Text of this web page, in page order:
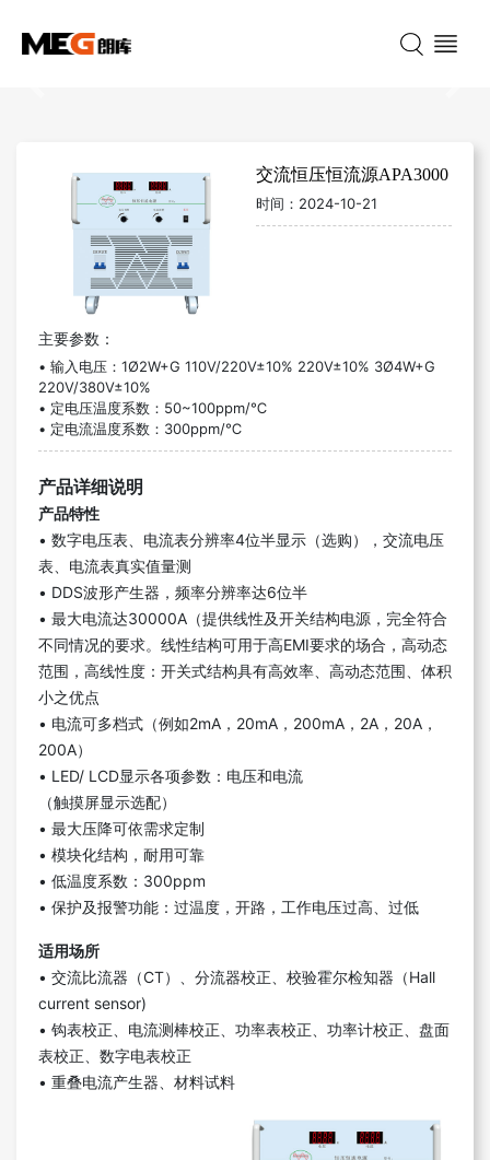
交流恒压恒流源APA3000
时间： 2024-10-21
主要参数：
• 输入电压：1Ø2W+G 110V/220V±10% 220V±10% 3Ø4W+G
220V/380V±10%
• 定电压温度系数：50~100ppm/℃
• 定电流温度系数：300ppm/℃
产品详细说明
产品特性
• 数字电压表、电流表分辨率4位半显示（选购），交流电压
表、电流表真实值量测
• DDS波形产生器，频率分辨率达6位半
• 最大电流达30000A（提供线性及开关结构电源，完全符合
不同情况的要求。线性结构可用于高EMI要求的场合，高动态
范围，高线性度：开关式结构具有高效率、高动态范围、体积
小之优点
• 电流可多档式（例如2mA，20mA，200mA，2A，20A，
200A）
• LED/ LCD显示各项参数：电压和电流
（触摸屏显示选配）
• 最大压降可依需求定制
• 模块化结构，耐用可靠
• 低温度系数：300ppm
• 保护及报警功能：过温度，开路，工作电压过高、过低
适用场所
• 交流比流器（CT）、分流器校正、校验霍尔检知器（Hall
current sensor)
• 钩表校正、电流测棒校正、功率表校正、功率计校正、盘面
表校正、数字电表校正
• 重叠电流产生器、材料试料